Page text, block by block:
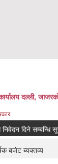
दल्ली,
दिने सम्बन्धि सूचना !!!
बजेट ब्यक्तव्य